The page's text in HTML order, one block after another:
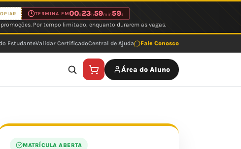
TERMINA EM00d23 h59min59s
Por tempo limitado, enquanto durarem as vagas.
EstudanteValidar CertificadoCentral de Ajuda Fale Conosco
Área do Aluno
MATRÍCULA ABERTA